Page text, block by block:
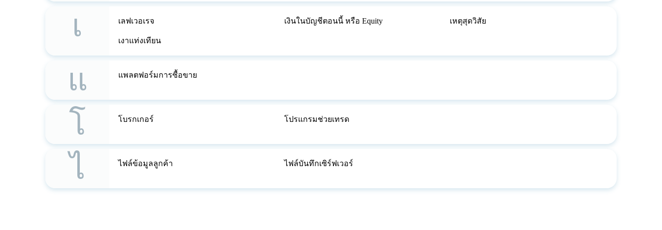
เ เลฟเวอเรจ เงินในบัญชีตอนนี้ หรือ Equity เหตุสุดวิสัย
เงาแท่งเทียน
แ แพลตฟอร์มการซื้อขาย
โ โบรกเกอร์ โปรแกรมช่วยเทรด
ไ ไฟล์ข้อมูลลูกค้า ไฟล์บันทึกเซิร์ฟเวอร์